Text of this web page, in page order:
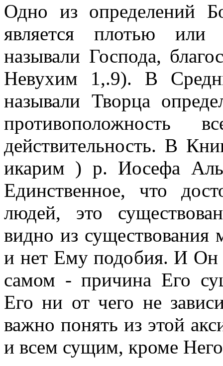
Одно из определений
является плотью
называли Господа,
Невухим 1,.9). В
называли Творца
противоположность
действительность. В
икарим ) р. Иосефа
Единственное, что
людей, это
видно из
и нет Ему подобия. И
самом - причина Его
Его ни от чего не
важно понять из этой
и всем сущим, кроме